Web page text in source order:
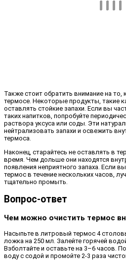
Также стоит обратить внимание на то,
термосе. Некоторые продукты, такие
оставлять стойкие запахи. Если вы
таких напитков, попробуйте
раствора уксуса или соды. Эти
нейтрализовать запахи и освежить
термоса.
Наконец, старайтесь не оставлять в
время. Чем дольше они находятся
появления неприятного запаха. Если
термос в течение нескольких часов,
тщательно промыть.
Вопрос-ответ
Чем можно очистить термос
Насыпьте в литровый термос 4
ложка на 250 мл. Залейте горячей
Взболтайте и оставьте на 3–6 часов.
воду с содой и промойте 2-3 раза